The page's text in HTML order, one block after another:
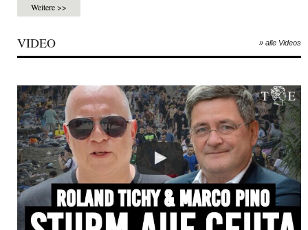
Weitere >>
VIDEO » alle Videos